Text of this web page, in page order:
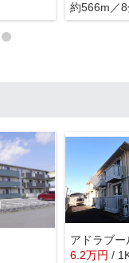
約566m／
アドラブー
6.2万円 /